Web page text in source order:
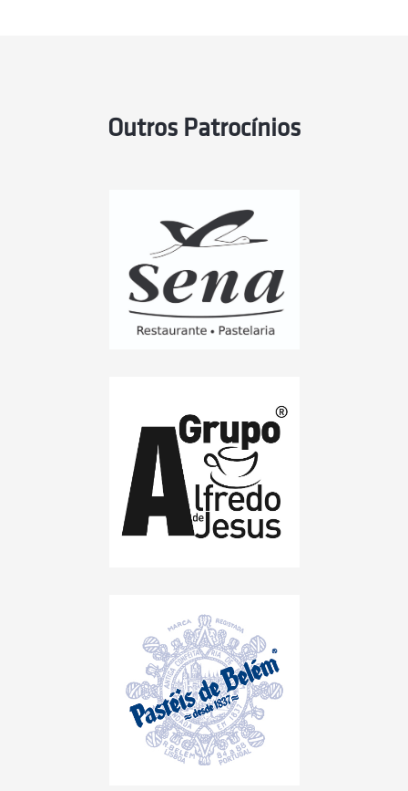
Outros Patrocínios